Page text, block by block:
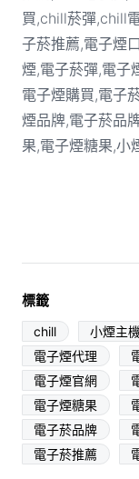
標籤
chill 小煙主
電子煙代理
電子煙官網
電子煙糖果
電子菸品牌
電子菸推薦